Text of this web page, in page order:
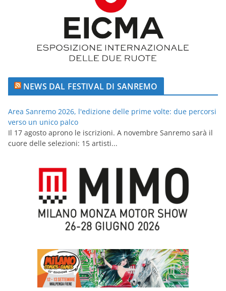
NEWS DAL FESTIVAL DI SANREMO
Area Sanremo 2026, l'edizione delle prime volte: due percorsi
verso un unico palco
Il 17 agosto aprono le iscrizioni. A novembre Sanremo sarà il
cuore delle selezioni: 15 artisti...